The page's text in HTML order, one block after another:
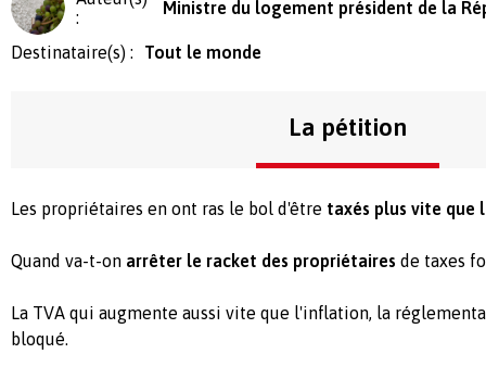
:
Ministre du logement président de la
Destinataire(s) : Tout le monde
La pétition
Les propriétaires en ont ras le bol d'être taxés plus vite que
Quand va-t-on arrêter le racket des propriétaires de taxes
La TVA qui augmente aussi vite que l'inflation, la
bloqué.